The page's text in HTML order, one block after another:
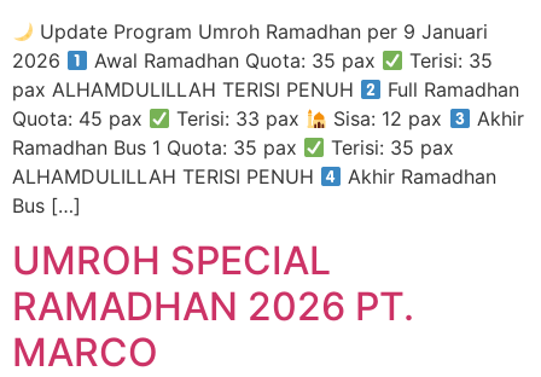
Update Program Umroh Ramadhan per 9 Januari
2026
Awal Ramadhan Quota: 35 pax
Terisi: 35
pax ALHAMDULILLAH TERISI PENUH
Full Ramadhan
Quota: 45 pax
Terisi: 33 pax Sisa: 12 pax
Akhir
Ramadhan Bus 1 Quota: 35 pax
Terisi: 35 pax
ALHAMDULILLAH TERISI PENUH
Akhir Ramadhan
Bus […]
UMROH SPECIAL
RAMADHAN 2026 PT.
MARCO